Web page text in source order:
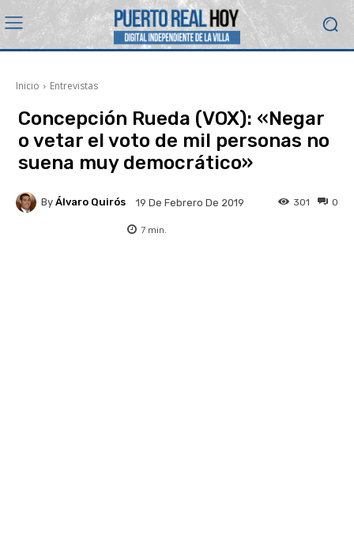
Inicio Entrevistas
Concepción Rueda (VOX): «Negar
o vetar el voto de mil personas no
suena muy democrático»
By Álvaro Quirós 19 De Febrero De 2019 0
301
7 min.